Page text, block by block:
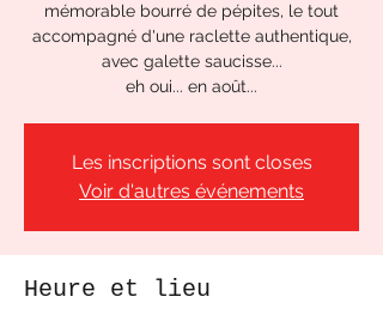
mémorable bourré de pépites, le tout
accompagné d'une raclette authentique,
avec galette saucisse...
eh oui... en août...
Les inscriptions sont closes
Voir d'autres événements
Heure et lieu